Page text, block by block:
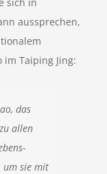
aussprechen,
Taiping Jing:
das
allen
um sie mit